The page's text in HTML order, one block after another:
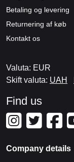
Betaling og levering
Returnering af køb
Kontakt os
Valuta: EUR
Skift valuta: UAH
Find us
Company details